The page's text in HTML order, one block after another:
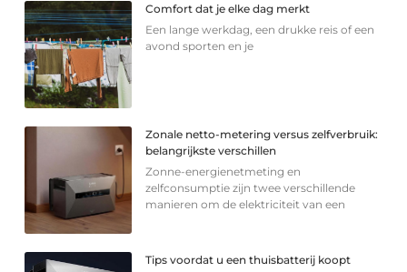
Comfort dat je elke dag merkt
Een lange werkdag, een drukke reis of een
avond sporten en je
Zonale netto-metering versus zelfverbruik:
belangrijkste verschillen
Zonne-energienetmeting en
zelfconsumptie zijn twee verschillende
manieren om de elektriciteit van een
Tips voordat u een thuisbatterij koopt